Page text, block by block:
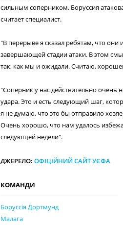
сильным соперником. Боруссия
считает специалист.
"В перерыве я сказал ребятам, что
завершающей стадии атаки. В этом
так, как мы и ожидали. Считаю,
"Соперник у нас действительно
удара. Это и есть следующий шаг,
я не думаю, что это бы отправило
Очень хорошо, что нам удалось
следующей недели".
ДЖЕРЕЛО: ОФІЦІЙНИЙ САЙТ УЄФА
КОМАНДИ
Боруссія Дортмунд
Малага